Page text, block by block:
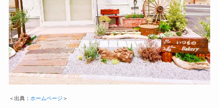
＜出典： ホームページ ＞